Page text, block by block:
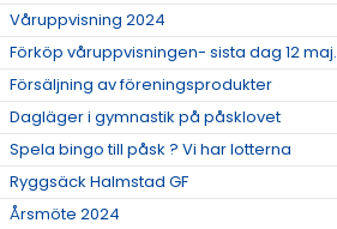
Våruppvisning 2024
Förköp våruppvisningen- sista dag 12 maj.
Försäljning av föreningsprodukter
Dagläger i gymnastik på påsklovet
Spela bingo till påsk ? Vi har lotterna
Ryggsäck Halmstad GF
Årsmöte 2024